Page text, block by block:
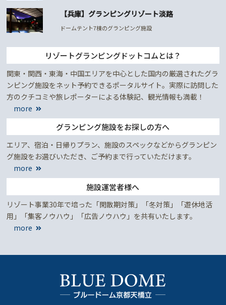
【兵庫】グランピングリゾート淡路
ドームテント7棟のグランピング施設
リゾートグランピングドットコムとは？
関東・関西・東海・中国エリアを中心とした国内の厳選されたグラ
ンピング施設をネット予約できるポータルサイト。実際に訪問した
方のクチコミや旅レポーターによる体験記、観光情報も満載！
more
グランピング施設をお探しの方へ
エリア、宿泊・日帰りプラン、施設のスペックなどからグランピン
グ施設をお選びいただき、ご予約まで行っていただけます。
more
施設運営者様へ
リゾート事業30年で培った「閑散期対策」「冬対策」「遊休地活
用」「集客ノウハウ」「広告ノウハウ」を共有いたします。
more